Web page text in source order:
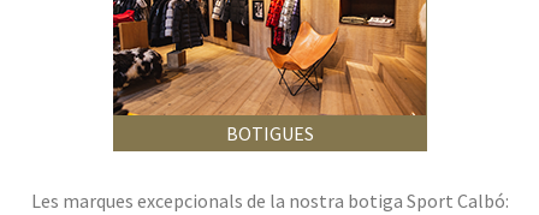
BOTIGUES
Les marques excepcionals de la nostra botiga Sport Calbó: